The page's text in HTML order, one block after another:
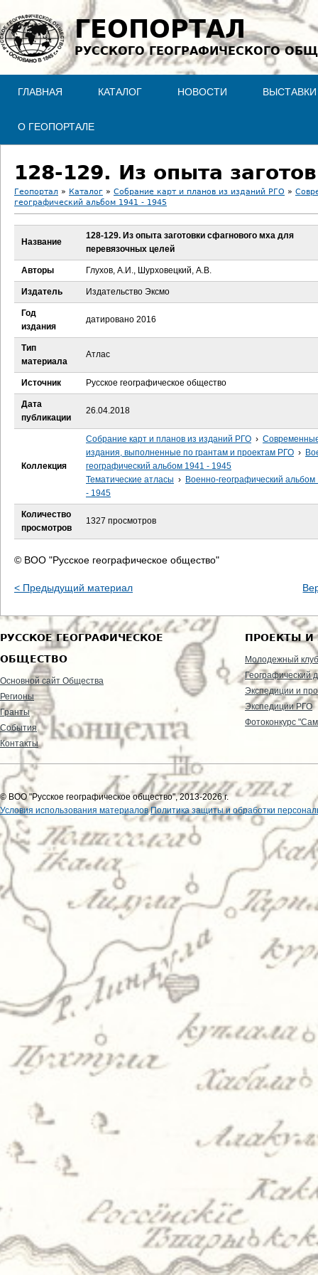
Jump to navigation
ГЕОПОРТАЛ
РУССКОГО ГЕОГРАФИЧЕСКОГО
ГЛАВНАЯ КАТАЛОГ НОВОСТИ ВЫСТАВКИ
О ГЕОПОРТАЛЕ
В
ы
д
е
ь
Геопортал » Каталог » Собрание карт и планов из изданий РГО »
географический альбом 1941 - 1945
Название
128-129. Из опыта заготовки сфагнового мха для
перевязочных целей
Авторы Глухов, А.И., Шурховецкий, А.В.
Издатель Издательство Эксмо
Год
издания
датировано 2016
Тип
материала
Атлас
Источник Русское географическое общество
Дата
публикации
26.04.2018
Коллекция
Собрание карт и планов из изданий РГО ›
издания, выполненные по грантам и проектам РГО ›
географический альбом 1941 - 1945
Тематические атласы › Военно-географический альбом
- 1945
Количество
просмотров
1327 просмотров
© ВОО "Русское географическое общество"
< Предыдущий материал
РУССКОЕ ГЕОГРАФИЧЕСКОЕ
ОБЩЕСТВО
Основной сайт Общества
Регионы
Гранты
События
Контакты
ПРОЕКТЫ И
Молодежный клуб
Географический
Экспедиции и
Экспедиции РГО
Фотоконкурс
© ВОО "Русское географическое общество", 2013-2026 г.
Условия использования материалов Политика защиты и обработки